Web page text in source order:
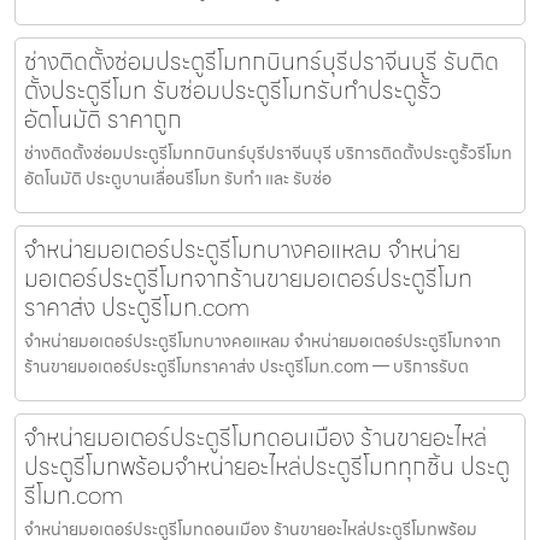
ช่างติดตั้งซ่อมประตูรีโมทกบินทร์บุรีปราจีนบุรี รับติด
ตั้งประตูรีโมท รับซ่อมประตูรีโมทรับทำประตูรั้ว
อัตโนมัติ ราคาถูก
ช่างติดตั้งซ่อมประตูรีโมทกบินทร์บุรีปราจีนบุรี บริการติดตั้งประตูรั้วรีโมท
อัตโนมัติ ประตูบานเลื่อนรีโมท รับทำ และ รับซ่อ
จำหน่ายมอเตอร์ประตูรีโมทบางคอแหลม จำหน่าย
มอเตอร์ประตูรีโมทจากร้านขายมอเตอร์ประตูรีโมท
ราคาส่ง ประตูรีโมท.com
จำหน่ายมอเตอร์ประตูรีโมทบางคอแหลม จำหน่ายมอเตอร์ประตูรีโมทจาก
ร้านขายมอเตอร์ประตูรีโมทราคาส่ง ประตูรีโมท.com — บริการรับต
จำหน่ายมอเตอร์ประตูรีโมทดอนเมือง ร้านขายอะไหล่
ประตูรีโมทพร้อมจำหน่ายอะไหล่ประตูรีโมททุกชิ้น ประตู
รีโมท.com
จำหน่ายมอเตอร์ประตูรีโมทดอนเมือง ร้านขายอะไหล่ประตูรีโมทพร้อม